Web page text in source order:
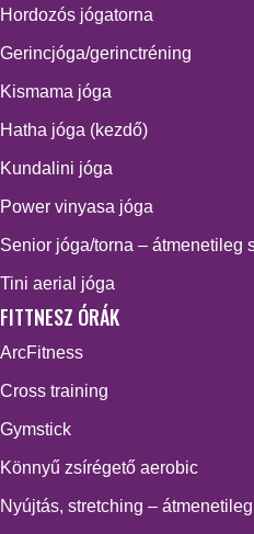
Hordozós jógatorna
Gerincjóga/gerinctréning
Kismama jóga
Hatha jóga (kezdő)
Kundalini jóga
Power vinyasa jóga
Senior jóga/torna – átmenetileg
Tini aerial jóga
FITTNESZ ÓRÁK
ArcFitness
Cross training
Gymstick
Könnyű zsírégető aerobic
Nyújtás, stretching –